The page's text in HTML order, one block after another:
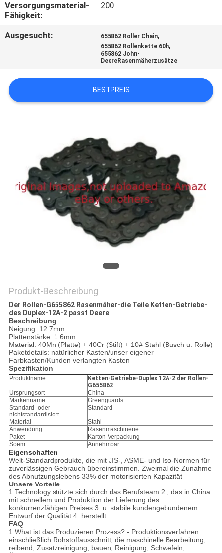
NACHRICHTEN
PRIVACY
POLICY
Versorgungsmaterial-
Fähigkeit:
200
Ausgesucht: 655862 Roller Chain,
655862 Rollenkette 60h,
655862 John-
DeereRasenmäherzusätze
BESTPREIS
Produkt-Beschreibung
Der Rollen-G655862 Rasenmäher-die Teile Ketten-Getriebe-
des Duplex-12A-2 passt Deere
Beschreibung
Neigung: 12.7mm
Plattenstärke: 1.6mm
Material: 40Mn (Platte) + 40Cr (Stift) + 10# Stahl (Busch u. Rolle)
Paketdetails: natürlicher Kasten/unser eigener
Farbkasten/Kunden verlangten Kasten
Spezifikation
Produktname
Ketten-Getriebe-Duplex 12A-2 der Rollen-
G655862
Ursprungsort
China
Markenname
Greenguards
Standard- oder
nichtstandardisiert
Standard
Material
Stahl
Anwendung
Rasenmaschinerie
Paket
Karton-Verpackung
Soem
Annehmbar
Eigenschaften
Welt-Standardprodukte, die mit JIS-, ASME- und Iso-Normen für
zuverlässigen Gebrauch übereinstimmen. Zweimal die Zunahme
des Abnutzungslebens 33% der motorisierten Kapazität
Unsere Vorteile
1.Technology stützte sich durch das Berufsteam 2., das in China
mit schnellem und Produktion der Lieferung des
konkurrenzfähigen Preises 3. u. stabile kundengebundenem
Entwurf der Qualität 4. herstellt
FAQ
1.What ist das Produzieren Prozess? - Produktionsverfahren
einschließlich Rohstoffausschnitt, die maschinelle Bearbeitung,
reibend, Zusatzreinigung, bauen, Reinigung, Schwefeln,